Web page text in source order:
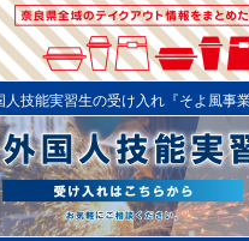
人技能実習生の受け入れ『そよ風事業